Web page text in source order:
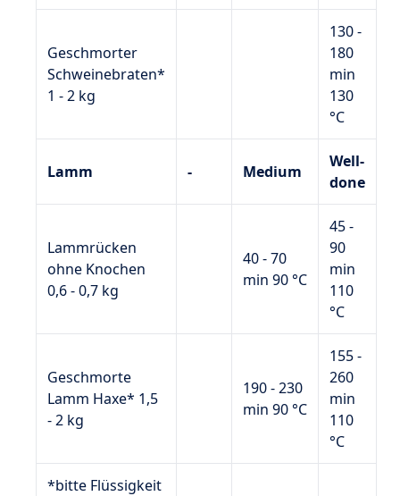
Geschmorter
Schweinebraten*
1 - 2 kg
130 -
180
min
130
°C
Lamm - Medium
Well-
done
Lammrücken
ohne Knochen
0,6 - 0,7 kg
40 - 70
min 90 °C
45 -
90
min
110
°C
Geschmorte
Lamm Haxe* 1,5
- 2 kg
190 - 230
min 90 °C
155 -
260
min
110
°C
*bitte Flüssigkeit